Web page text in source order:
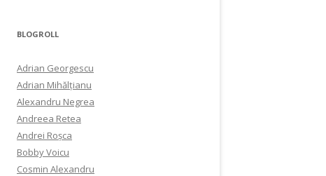
BLOGROLL
Adrian Georgescu
Adrian Mihălțianu
Alexandru Negrea
Andreea Retea
Andrei Roșca
Bobby Voicu
Cosmin Alexandru